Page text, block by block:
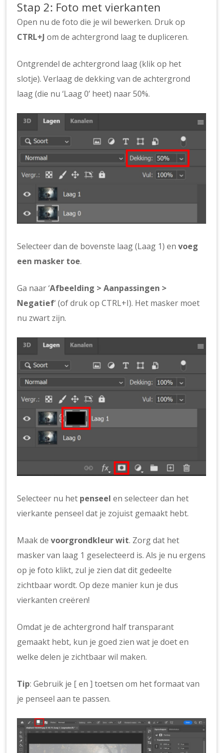
Stap 2: Foto met vierkanten
Open nu de foto die je wil bewerken. Druk op
CTRL+J om de achtergrond laag te dupliceren.
Ontgrendel de achtergrond laag (klik op het
slotje). Verlaag de dekking van de achtergrond
laag (die nu ‘Laag 0’ heet) naar 50%.
Selecteer dan de bovenste laag (Laag 1) envoeg
een masker toe.
Ga naar ‘Afbeelding > Aanpassingen >
Negatief‘ (of druk op CTRL+I). Het masker moet
nu zwart zijn.
Selecteer nu het penseel en selecteer dan het
vierkante penseel dat je zojuist gemaakt hebt.
Maak devoorgrondkleur wit. Zorg dat het
masker van laag 1 geselecteerd is. Als je nu ergens
op je foto klikt, zul je zien dat dit gedeelte
zichtbaar wordt. Op deze manier kun je dus
vierkanten creëren!
Omdat je de achtergrond half transparant
gemaakt hebt, kun je goed zien wat je doet en
welke delen je zichtbaar wil maken.
Tip: Gebruik je [ en ] toetsen om het formaat van
je penseel aan te passen.